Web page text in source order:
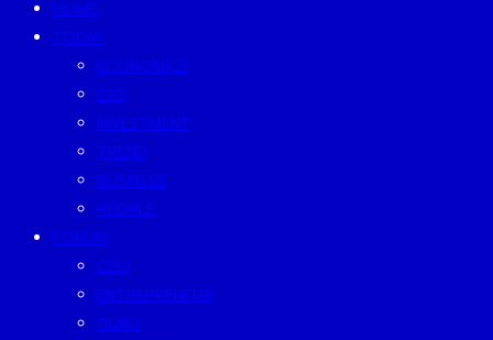
HOME
TODAY
ECONOMICS
ESG
INVESTMENT
TREND
BUSINESS
PEOPLE
FORUM
CEO
ENTREPRENEUR
GURU